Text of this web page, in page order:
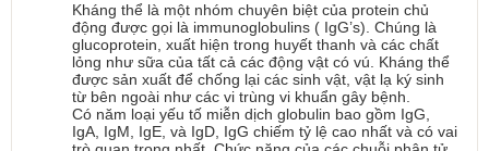
Kháng thể là một nhóm chuyên biệt của protein chủ
động được gọi là immunoglobulins ( IgG’s). Chúng là
glucoprotein, xuất hiện trong huyết thanh và các chất
lỏng như sữa của tất cả các động vật có vú. Kháng thể
được sản xuất để chống lại các sinh vật, vật lạ ký sinh
từ bên ngoài như các vi trùng vi khuẩn gây bệnh.
Có năm loại yếu tố miễn dịch globulin bao gồm IgG,
IgA, IgM, IgE, và IgD, IgG chiếm tỷ lệ cao nhất và có vai